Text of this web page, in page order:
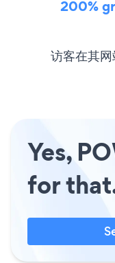
200%
访客在其
Yes,
for